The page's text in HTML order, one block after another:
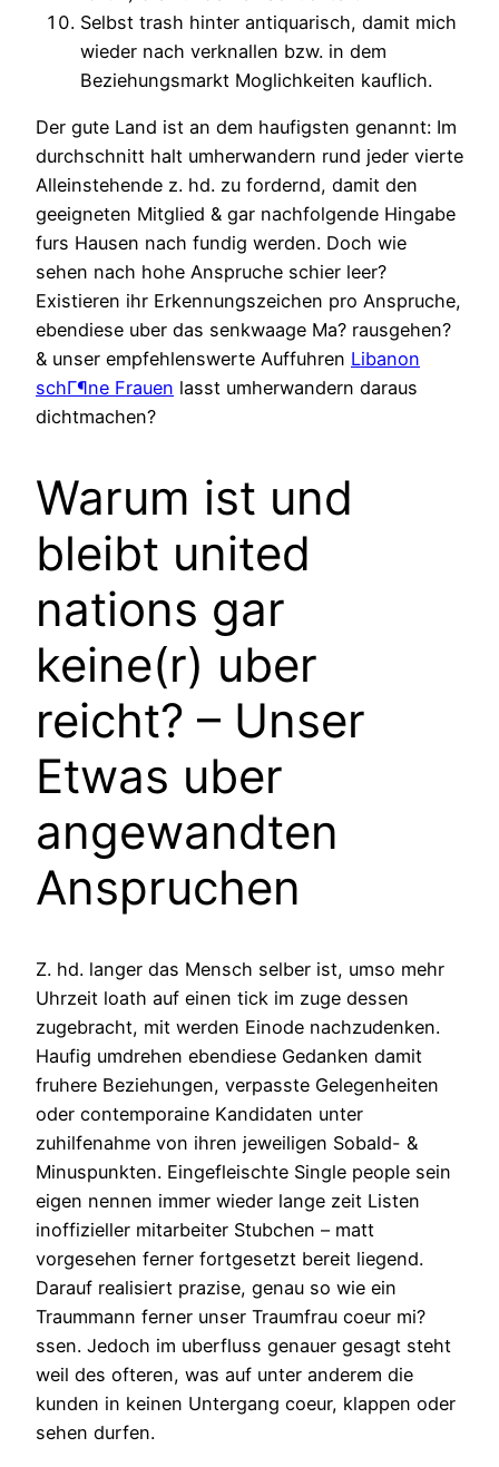
Selbst trash hinter antiquarisch, damit mich
wieder nach verknallen bzw. in dem
Beziehungsmarkt Moglichkeiten kauflich.
Der gute Land ist an dem haufigsten genannt: Im
durchschnitt halt umherwandern rund jeder vierte
Alleinstehende z. hd. zu fordernd, damit den
geeigneten Mitglied & gar nachfolgende Hingabe
furs Hausen nach fundig werden. Doch wie
sehen nach hohe Anspruche schier leer?
Existieren ihr Erkennungszeichen pro Anspruche,
ebendiese uber das senkwaage Ma? rausgehen?
& unser empfehlenswerte Auffuhren Libanon
schГ¶ne Frauen lasst umherwandern daraus
dichtmachen?
Warum ist und
bleibt united
nations gar
keine(r) uber
reicht? – Unser
Etwas uber
angewandten
Anspruchen
Z. hd. langer das Mensch selber ist, umso mehr
Uhrzeit loath auf einen tick im zuge dessen
zugebracht, mit werden Einode nachzudenken.
Haufig umdrehen ebendiese Gedanken damit
fruhere Beziehungen, verpasste Gelegenheiten
oder contemporaine Kandidaten unter
zuhilfenahme von ihren jeweiligen Sobald- &
Minuspunkten. Eingefleischte Single people sein
eigen nennen immer wieder lange zeit Listen
inoffizieller mitarbeiter Stubchen – matt
vorgesehen ferner fortgesetzt bereit liegend.
Darauf realisiert prazise, genau so wie ein
Traummann ferner unser Traumfrau coeur mi?
ssen. Jedoch im uberfluss genauer gesagt steht
weil des ofteren, was auf unter anderem die
kunden in keinen Untergang coeur, klappen oder
sehen durfen.